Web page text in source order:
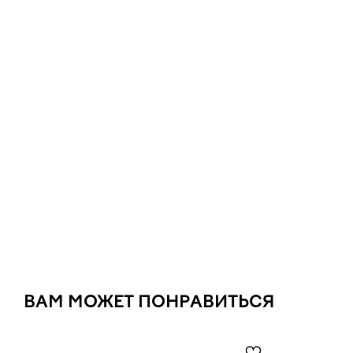
ВАМ МОЖЕТ ПОНРАВИТЬСЯ